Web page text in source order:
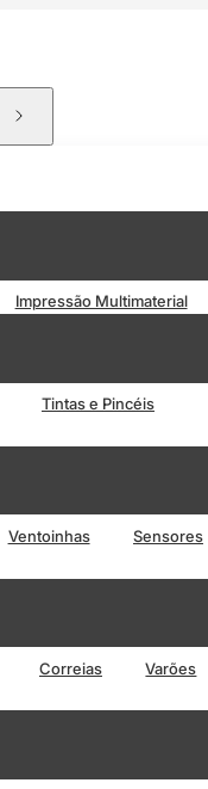
Impressão Multimaterial
Tintas e Pincéis
Ventoinhas Sensores
Correias Varões